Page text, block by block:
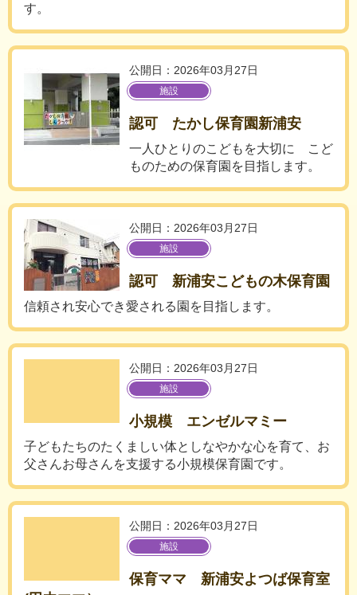
す。
公開日：2026年03月27日
施設
認可 たかし保育園新浦安
一人ひとりのこどもを大切に こど
ものための保育園を目指します。
公開日：2026年03月27日
施設
認可 新浦安こどもの木保育園
信頼され安心でき愛される園を目指します。
公開日：2026年03月27日
施設
小規模 エンゼルマミー
子どもたちのたくましい体としなやかな心を育て、お
父さんお母さんを支援する小規模保育園です。
公開日：2026年03月27日
施設
保育ママ 新浦安よつば保育室